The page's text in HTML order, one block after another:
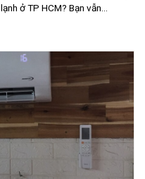
ở TP HCM? Bạn vẫn...